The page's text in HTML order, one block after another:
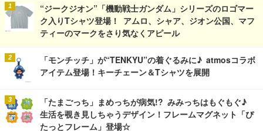
“ジークジオン”「機動戦士ガンダム」シリーズのロゴマー
ク入りTシャツ登場！ アムロ、シャア、ジオン公国、マフ
ティーのマークをさり気なくアピール
「モンチッチ」が“TENKYU”の着ぐるみに♪ atmosコラボ
アイテム登場！キーチェーン＆Tシャツを展開
「たまごっち」まめっちが病気!? みみっちはもぐもぐ♪
生活を覗き見しちゃうデザイン！フレームマグネット「ぴ
たっとフレーム」登場☆